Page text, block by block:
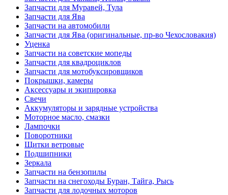
Запчасти для Муравей, Тула
Запчасти для Ява
Запчасти на автомобили
Запчасти для Ява (оригинальные, пр-во Чехословакия)
Уценка
Запчасти на советские мопеды
Запчасти для квадроциклов
Запчасти для мотобуксировщиков
Покрышки, камеры
Аксессуары и экипировка
Свечи
Аккумуляторы и зарядные устройства
Моторное масло, смазки
Лампочки
Поворотники
Щитки ветровые
Подшипники
Зеркала
Запчасти на бензопилы
Запчасти на снегоходы Буран, Тайга, Рысь
Запчасти для лодочных моторов